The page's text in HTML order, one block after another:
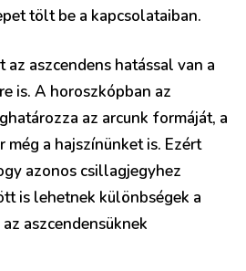
tölt be a kapcsolataiban.
aszcendens hatással van a
is. A horoszkópban az
az arcunk formáját, a
a hajszínünket is. Ezért
azonos csillagjegyhez
is lehetnek különbségek a
aszcendensüknek